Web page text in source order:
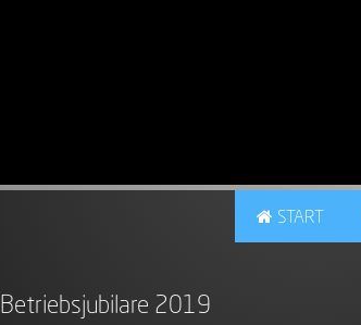
START
Betriebsjubilare 2019